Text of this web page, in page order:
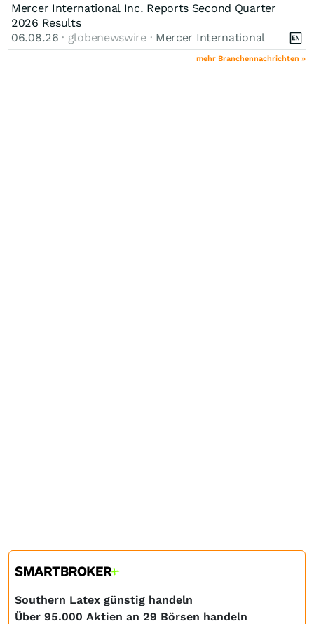
Mercer International Inc. Reports Second Quarter
2026 Results
06.08.26 · globenewswire · Mercer International
mehr Branchennachrichten »
Southern Latex günstig handeln
Über 95.000 Aktien an 29 Börsen handeln